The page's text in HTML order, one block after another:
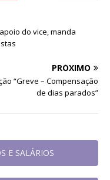
do vice, manda
PRÓXIMO
“Greve – Compensação
de dias parados”
E SALÁRIOS